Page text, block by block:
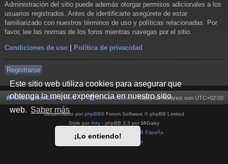
Este sitio web utiliza cookies para asegurar que
obtenga la mejor experiencia en nuestro sitio
web. Saber más
¡Lo entiendo!
Administración del sitio puede además otorgar permisos adicionales a los
usuarios registrados. Antes de identificarte asegúrete de estar
familiarizado con nuestros términos de uso y políticas relacionadas. Por
favor, lee las normas de los foros mientras navegas por el sitio.
Condiciones de uso Política de privacidad
Registrarse
Cultura NeoGeo Foro Todos los horarios son UTC+02:00
Borrar cookies
Desarrollado por phpBB® Forum Software © phpBB Limited
Style por Arty - phpBB 3.3 por MrGaby
phpBB España
Condiciones